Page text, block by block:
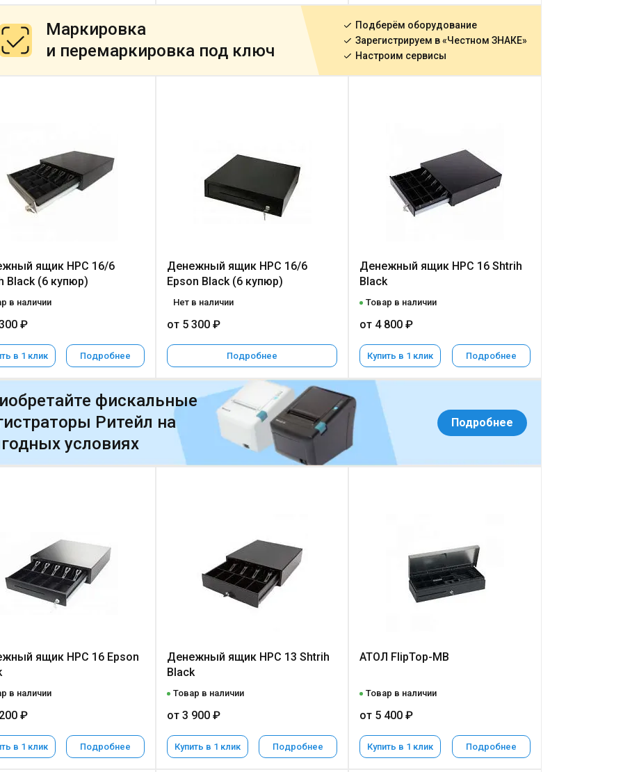
ящик HPC 16/6
Black (6 купюр)
в наличии
₽
в 1 клик Подробнее
Денежный ящик HPC 16/6
Epson Black (6 купюр)
Нет в наличии
от 5 300 ₽
Подробнее
Денежный ящик HPC 16 Shtrih
Black
Товар в наличии
от 4 800 ₽
Купить в 1 клик Подробнее
ящик HPC 16 Epson
в наличии
₽
в 1 клик Подробнее
Денежный ящик HPC 13 Shtrih
Black
Товар в наличии
от 3 900 ₽
Купить в 1 клик Подробнее
АТОЛ FlipTop-MB
Товар в наличии
от 5 400 ₽
Купить в 1 клик Подробнее
Маркировка
и перемаркировка под ключ
Подберём оборудование
Зарегистрируем в «Честном ЗНАКЕ»
Настроим сервисы
фискальные
Ритейл на
условиях
Подробнее